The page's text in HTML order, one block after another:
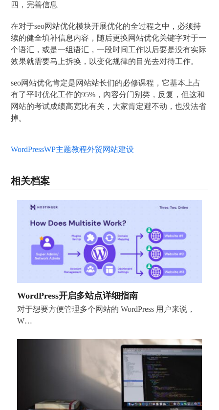
四，完善信息
在对于seo网站优化模块开展优化的全过程之中，必须持
续的健全填补信息内容，随后更换网站优化关键字对于一
个语汇，或是一组语汇，一段时间工作以后要是没有实际
效果就需要马上拆换，以变化规律的目光去对待工作。
seo网站优化肯定是网站站长们的必修课程，它基本上占
有了平时优化工作的95%，內容分门别类，反复，但这和
网站的考试成绩高宽比有关，大家肯定避不动，也没法省
掉。
WordPressWP主题教程外贸网站建设
相关档案
WordPress开启多站点详细指南
对于想要方便管理多个网站的 WordPress 用户来说，
W…